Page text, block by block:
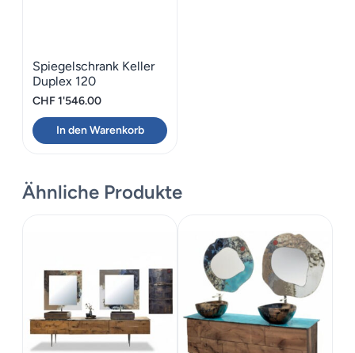
Spiegelschrank Keller
Duplex 120
CHF1'546.00
In den Warenkorb
Ähnliche Produkte